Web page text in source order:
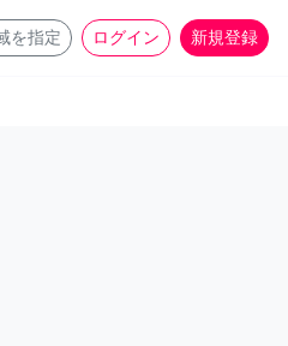
を指定 ログイン 新規登録